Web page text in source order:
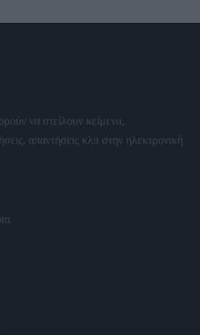
να στείλουν κείμενα,
απαντήσεις κλπ στην ηλεκτρονική